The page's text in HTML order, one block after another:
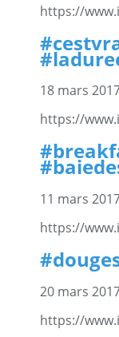
https://
18 mars
https://
11 mars
https://
20 mars
https://